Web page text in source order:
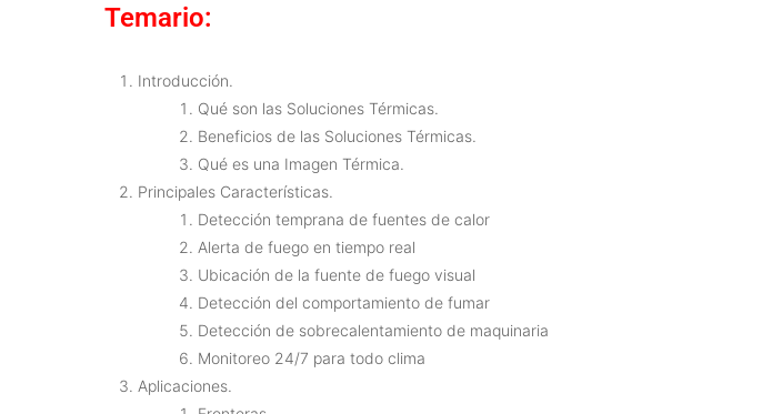
Temario:
Introducción.
Qué son las Soluciones Térmicas.
Beneficios de las Soluciones Térmicas.
Qué es una Imagen Térmica.
Principales Características.
Detección temprana de fuentes de calor
Alerta de fuego en tiempo real
Ubicación de la fuente de fuego visual
Detección del comportamiento de fumar
Detección de sobrecalentamiento de maquinaria
Monitoreo 24/7 para todo clima
Aplicaciones.